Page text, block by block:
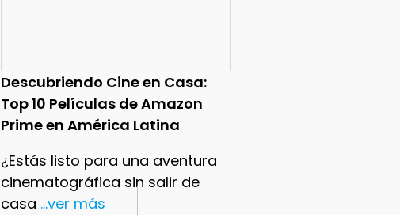
Descubriendo Cine en Casa:
Top 10 Películas de Amazon
Prime en América Latina
¿Estás listo para una aventura
cinematográfica sin salir de
casa ...ver más